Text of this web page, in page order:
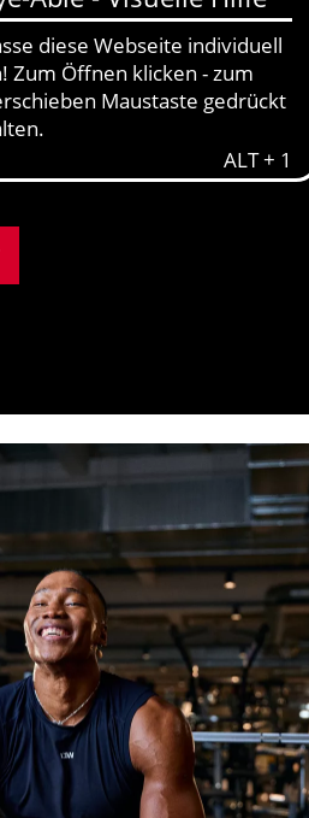
Training für
kannst du deine Freund:innen
komplette Angebot bei Fitness